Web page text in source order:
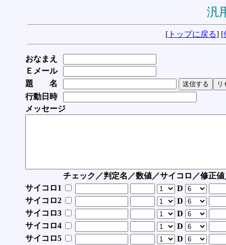
汎
[ トップに戻る] [
おなまえ
Ｅメール
題 名
行動日時
メッセージ
チェック／判定名／数値／サイコロ／修正
サイコロ1
D
サイコロ2
D
サイコロ3
D
サイコロ4
D
サイコロ5
D